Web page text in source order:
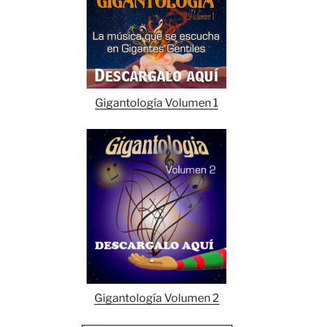
Gigantología Volumen 1
Gigantología Volumen 2